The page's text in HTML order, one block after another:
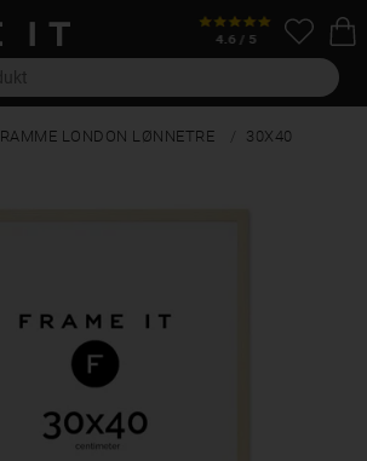
RAMME LONDON LØNNETRE 30X40